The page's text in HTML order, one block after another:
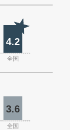
4.2
全国
3.6
全国